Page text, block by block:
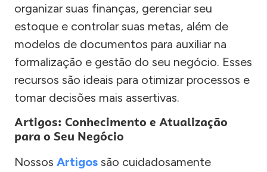
organizar suas finanças, gerenciar seu
estoque e controlar suas metas, além de
modelos de documentos para auxiliar na
formalização e gestão do seu negócio. Esses
recursos são ideais para otimizar processos e
tomar decisões mais assertivas.
Artigos: Conhecimento e Atualização
para o Seu Negócio
Nossos Artigos são cuidadosamente